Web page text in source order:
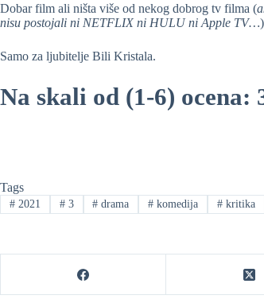
Dobar film ali ništa više od nekog dobrog tv filma (
nisu postojali ni NETFLIX ni HULU ni Apple TV…
Samo za ljubitelje Bili Kristala.
Na skali od (1-6) ocena:
Tags
#2021 #3 # drama # komedija # kritika